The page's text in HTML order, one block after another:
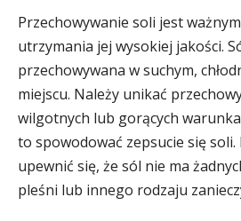
Przechowywanie soli jest
utrzymania jej wysokiej jakości.
przechowywana w suchym,
miejscu. Należy unikać
wilgotnych lub gorących
to spowodować zepsucie się soli.
upewnić się, że sól nie ma
pleśni lub innego rodzaju